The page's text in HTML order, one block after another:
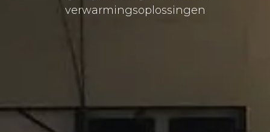
verwarmingsoplossingen